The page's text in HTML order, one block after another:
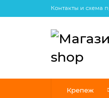
Контакты и схема
Крепеж